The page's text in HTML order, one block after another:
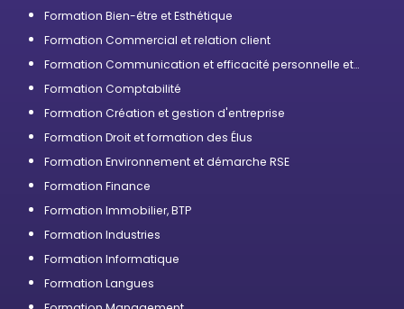
Formation Bien-être et Esthétique
Formation Commercial et relation client
Formation Communication et efficacité personnelle et
Formation Comptabilité
Formation Création et gestion d'entreprise
Formation Droit et formation des Élus
Formation Environnement et démarche RSE
Formation Finance
Formation Immobilier, BTP
Formation Industries
Formation Informatique
Formation Langues